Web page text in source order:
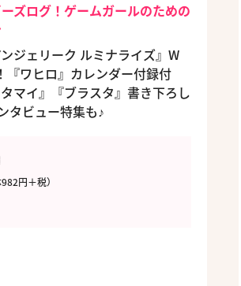
ズログ！ゲームガールのための
ジェリーク ルミナライズ』W
『ワヒロ』カレンダー付録付
マイ』『ブラスタ』書き下ろし
タビュー特集も♪
円＋税）